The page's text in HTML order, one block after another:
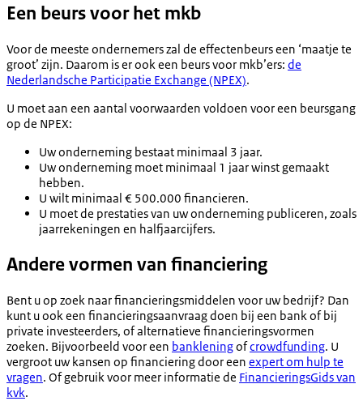
Een beurs voor het mkb
Voor de meeste ondernemers zal de effectenbeurs een ‘maatje te
groot’ zijn. Daarom is er ook een beurs voor mkb’ers: de
Nederlandsche Participatie Exchange (NPEX).
U moet aan een aantal voorwaarden voldoen voor een beursgang
op de NPEX:
Uw onderneming bestaat minimaal 3 jaar.
Uw onderneming moet minimaal 1 jaar winst gemaakt
hebben.
U wilt minimaal € 500.000 financieren.
U moet de prestaties van uw onderneming publiceren, zoals
jaarrekeningen en halfjaarcijfers.
Andere vormen van financiering
Bent u op zoek naar financieringsmiddelen voor uw bedrijf? Dan
kunt u ook een financieringsaanvraag doen bij een bank of bij
private investeerders, of alternatieve financieringsvormen
zoeken. Bijvoorbeeld voor een bankleningofcrowdfunding. U
vergroot uw kansen op financiering door een expert om hulp te
vragen. Of gebruik voor meer informatie de FinancieringsGids van
kvk.